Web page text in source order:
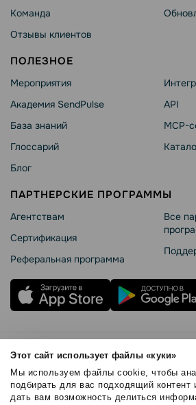
Этот сайт использует файлы «куки»
Мы используем файлы cookie, чтобы
подбирать для вас подходящий контент
дать вам возможность делиться
Команда
Отзывы клиентов
ПОЛЕЗНОЕ
Мероприятия
Академия SendPulse
База знаний
Глоссарий
Блог
API
MCP-
ПАРТНЕРСКИЕ ПРОГРАММЫ
Агентствам
Сертификация
Реферальная программа
Все
Правила использования
Безопасность SendPulse
Политика конфиденциальности
Политика Cookies